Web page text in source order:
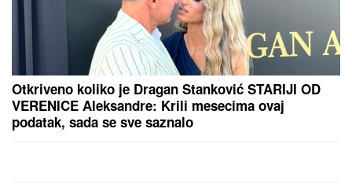
Samo ovako je ispravno: Mnogi vozači pogrešno
koriste zaštitu od sunca, zato auto nikako da im se